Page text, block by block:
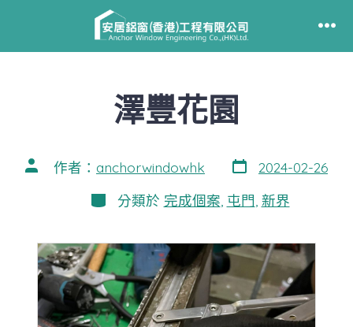
單
澤豐花園
文
章
作者： anchorwindowhk 發
表
期
2024-02-26
分
類
分類於 完成個案 屯門 新界